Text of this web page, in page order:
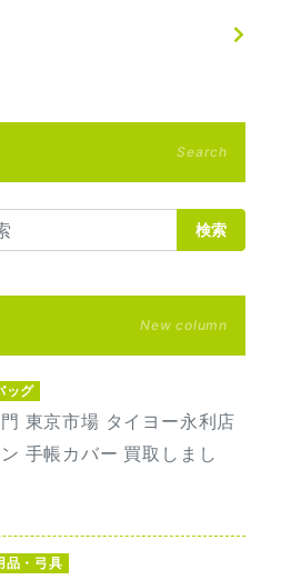
Search
検索
New column
ッグ
東京市場 タイヨー永利店
手帳カバー 買取しまし
品・弓具